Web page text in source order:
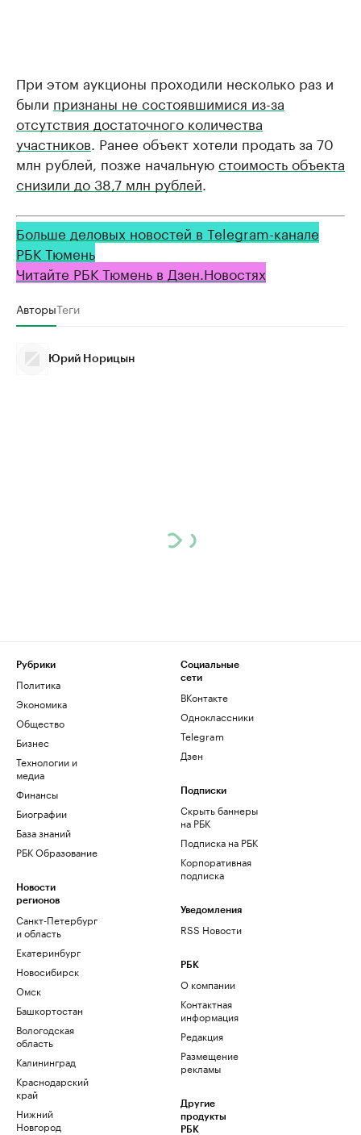
При этом аукционы проходили несколько раз и
были признаны не состоявшимися из-за
отсутствия достаточного количества
участников . Ранее объект хотели продать за 70
млн рублей, позже начальнуюстоимость объекта
снизили до 38,7 млн рублей
Больше деловых новостей в Telegram-канале
РБК Тюмень
Читайте РБК Тюмень в Дзен.Новостях
АвторыТеги
Юрий Норицын
Рубрики
Политика
Экономика
Общество
Бизнес
Технологии и
медиа
Финансы
Биографии
База знаний
РБК Образование
Новости
регионов
Санкт-Петербург
и область
Екатеринбург
Новосибирск
Омск
Башкортостан
Вологодская
область
Калининград
Краснодарский
край
Нижний
Новгород
Социальные
сети
ВКонтакте
Одноклассники
Telegram
Дзен
Подписки
Скрыть баннеры
на РБК
Подписка на РБК
Корпоративная
подписка
Уведомления
RSS Новости
РБК
О компании
Контактная
информация
Редакция
Размещение
рекламы
Другие
продукты
РБК